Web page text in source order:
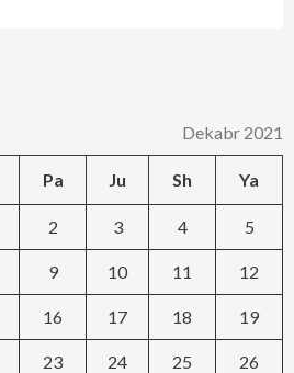
Dekabr 2021
Pa Ju Sh Ya
2 3 4 5
9 10 11 12
16 17 18 19
23 24 25 26